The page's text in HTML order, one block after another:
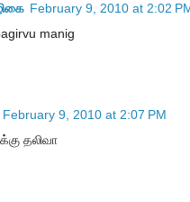
February 9, 2010 at 2:02
manig
February 9, 2010 at 2:07 PM
தலிவா